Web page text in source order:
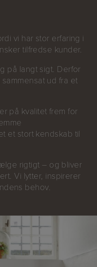
vi har stor erfaring i
tilfredse kunder.
på langt sigt. Derfor
ud fra et
på kvalitet frem for
et stort kendskab til
rigtigt – og bliver
Vi lytter, inspirerer
behov.